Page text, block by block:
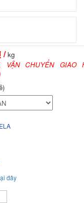
/ kg
CHUYỂN GIAO
đây